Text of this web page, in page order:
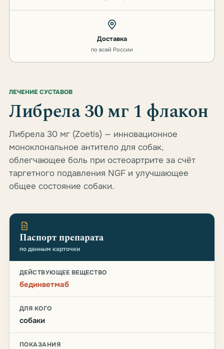
Доставка
по всей России
ЛЕЧЕНИЕ СУСТАВОВ
Либрела 30 мг 1 флакон
Либрела 30 мг (Zoetis) — инновационное
моноклональное антитело для собак,
облегчающее боль при остеоартрите за счёт
таргетного подавления NGF и улучшающее
общее состояние собаки.
Паспорт препарата
по данным карточки
ДЕЙСТВУЮЩЕЕ ВЕЩЕСТВО
бединветмаб
ДЛЯ КОГО
собаки
ПОКАЗАНИЯ